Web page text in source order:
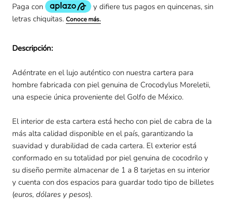
Descripción:
Adéntrate en el lujo auténtico con nuestra cartera para
hombre fabricada con piel genuina de Crocodylus Moreletii,
una especie única proveniente del Golfo de México.
El interior de esta cartera está hecho con piel de cabra de la
más alta calidad disponible en el país, garantizando la
suavidad y durabilidad de cada cartera. El exterior está
conformado en su totalidad por piel genuina de cocodrilo y
su diseño permite almacenar de 1 a 8 tarjetas en su interior
y cuenta con dos espacios para guardar todo tipo de billetes
(euros, dólares y pesos).